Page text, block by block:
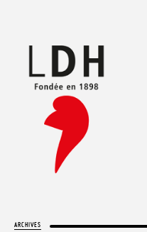
ARCHIVES